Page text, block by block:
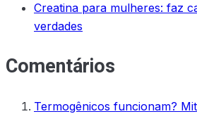
Creatina para mulheres: faz
verdades
Comentários
Termogênicos funcionam?